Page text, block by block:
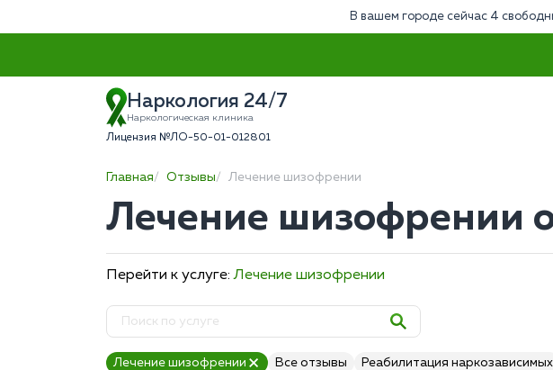
В вашем городе сейчас 4
Наркология 24/7
Наркологическая клиника
Лицензия №ЛО-50-01-012801
Главная Отзывы Лечение шизофрении
Лечение шизофрении
Перейти к услуге:Лечение шизофрении
Лечение шизофрении Все отзывы Реабилитация наркозависимых